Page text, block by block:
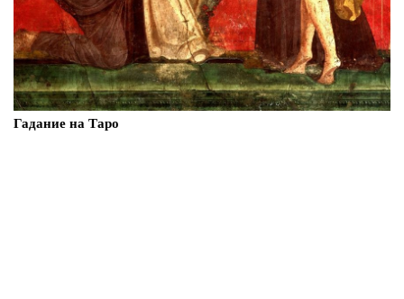
Гадание на Таро